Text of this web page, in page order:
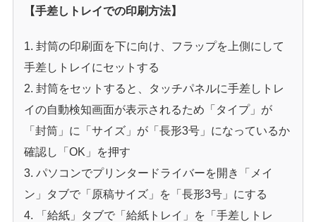
【手差しトレイでの印刷方法】
封筒の印刷面を下に向け、フラップを上側にして
手差しトレイにセットする
封筒をセットすると、タッチパネルに手差しトレ
イの自動検知画面が表示されるため「タイプ」が
「封筒」に「サイズ」が「長形3号」になっているか
確認し「OK」を押す
パソコンでプリンタードライバーを開き「メイ
ン」タブで「原稿サイズ」を「長形3号」にする
「給紙」タブで「給紙トレイ」を「手差しトレ